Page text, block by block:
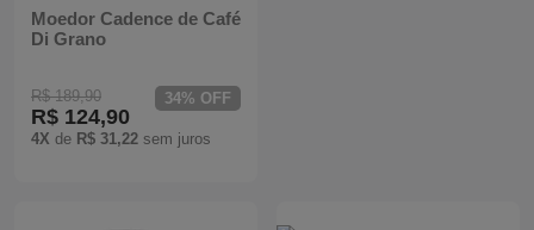
Moedor Cadence de Café
Di Grano
R$ 189,90
R$ 124,90
4X de R$ 31,22 sem juros
34% OFF